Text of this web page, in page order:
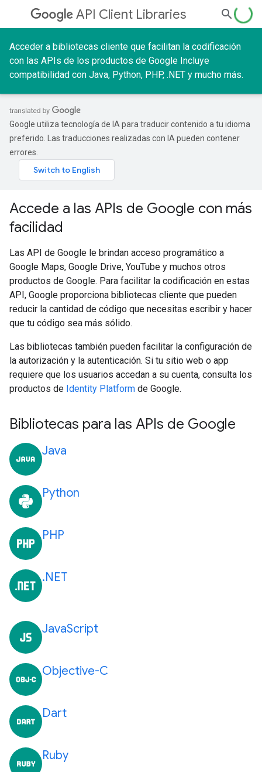
API Client Libraries
Acceder a bibliotecas cliente que facilitan la codificación
con las APIs de los productos de Google Incluye
compatibilidad con Java, Python, PHP, .NET y mucho más.
Google utiliza tecnología de IA para traducir contenido a tu idioma
preferido. Las traducciones realizadas con IA pueden contener
errores.
Accede a las APIs de Google con más
facilidad
Las API de Google le brindan acceso programático a
Google Maps, Google Drive, YouTube y muchos otros
productos de Google. Para facilitar la codificación en estas
API, Google proporciona bibliotecas cliente que pueden
reducir la cantidad de código que necesitas escribir y hacer
que tu código sea más sólido.
Las bibliotecas también pueden facilitar la configuración de
la autorización y la autenticación. Si tu sitio web o app
requiere que los usuarios accedan a su cuenta, consulta los
productos de Identity Platform de Google.
Bibliotecas para las APIs de Google
Java
Python
PHP
.NET
JavaScript
Objective-C
Dart
Ruby